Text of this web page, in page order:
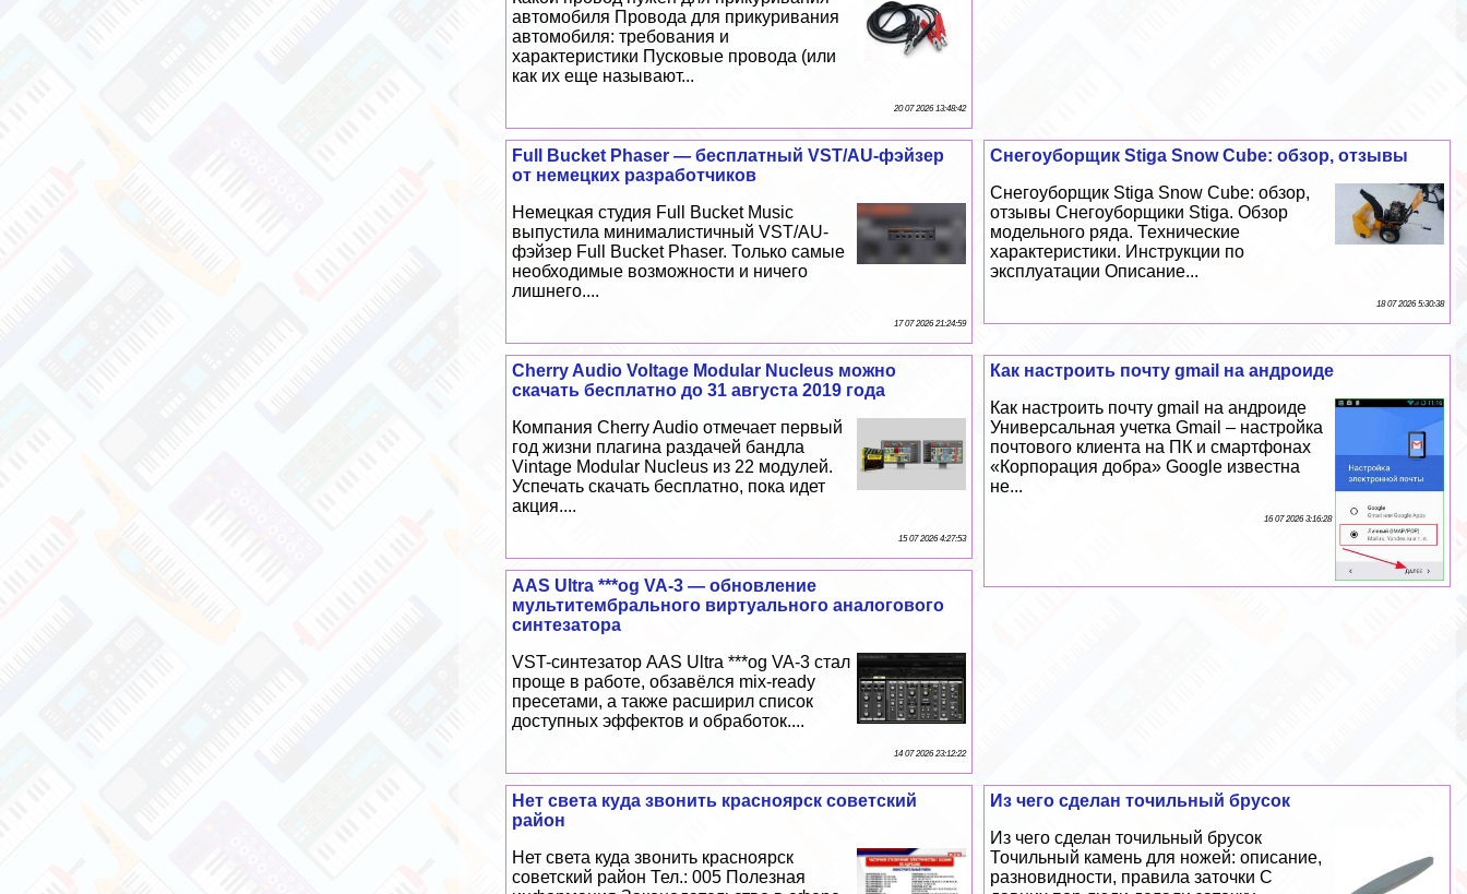
автомобиля Провода для прикуривания
автомобиля: требования и
хаpaктеристики Пусковые провода (или
как их еще называют...
20 07 2026 13:48:42
Снегоуборщик Stiga Snow Cube: обзор, отзывы
Снегоуборщик Stiga Snow Cube: обзор,
отзывы Снегоуборщики Stiga. Обзор
модельного ряда. Технические
хаpaктеристики. Инструкции по
эксплуатации Описание...
18 07 2026 5:30:38
Full Bucket Phaser — бесплатный VST/AU-фэйзер
от немецких разработчиков
Немецкая студия Full Bucket Music
выпустила минималистичный VST/AU-
фэйзер Full Bucket Phaser. Только самые
необходимые возможности и ничего
лишнего....
17 07 2026 21:24:59
Как настроить почту gmail на андроиде
Как настроить почту gmail на андроиде
Универсальная учетка Gmail – настройка
почтового клиента на ПК и смартфонах
«Корпорация добра» Google известна
не...
16 07 2026 3:16:28
Cherry Audio Voltage Modular Nucleus можно
скачать бесплатно до 31 августа 2019 года
Компания Cherry Audio отмечает первый
год жизни плагина раздачей бандла
Vintage Modular Nucleus из 22 модулей.
Успечать скачать бесплатно, пока идет
акция....
15 07 2026 4:27:53
AAS Ultra ***og VA-3 — обновление
мультитембрального виртуального аналогового
синтезатора
VST-синтезатор AAS Ultra ***og VA-3 стал
проще в работе, обзавёлся mix-ready
пресетами, а также расширил список
доступных эффектов и обработок....
14 07 2026 23:12:22
Из чего сделан точильный брусок
Из чего сделан точильный брусок
Точильный камень для ножей: описание,
разновидности, правила заточки С
Нет света куда звонить красноярск советский
район
Нет света куда звонить красноярск
советский район Тел.: 005 Полезная